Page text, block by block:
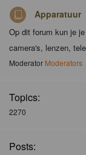
Apparatuur
Op dit forum kun je
camera's, lenzen,
Moderator Moderators
Topics:
2270
Posts: